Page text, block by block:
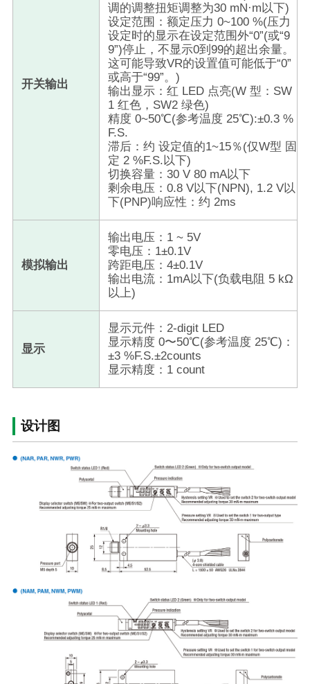
开关输出
调的调整扭矩调整为30 mN·m以下)
设定范围：额定压力 0~100 %(压力
设定时的显示在设定范围外“0​​”(或“9
9”)停止，不显示0到99的超出余量。
这可能导致VR的设置值可能低于“0”
或高于“99”。)
输出显示：红 LED 点亮(W 型：SW
1 红色，SW2 绿色)
精度 0~50℃(参考温度 25℃):±0.3 %
F.S.
滞后：约 设定值的1~15％(仅W型 固
定 2 %F.S.以下)
切换容量：30 V 80 mA以下
剩余电压：0.8 V以下(NPN), 1.2 V以
下(PNP)响应性：约 2ms
模拟输出
输出电压：1 ~ 5V
零电压：1±0.1V
跨距电压：4±0.1V
输出电流：1mA以下(负载电阻 5 kΩ
以上)
显示
显示元件：2-digit LED
显示精度 0〜50℃(参考温度 25℃)：
±3 %F.S.±2counts
显示精度：1 count
设计图